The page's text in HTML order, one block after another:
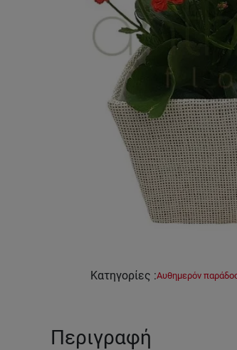
Κατηγορίες :Αυθημερόν
Περιγραφή